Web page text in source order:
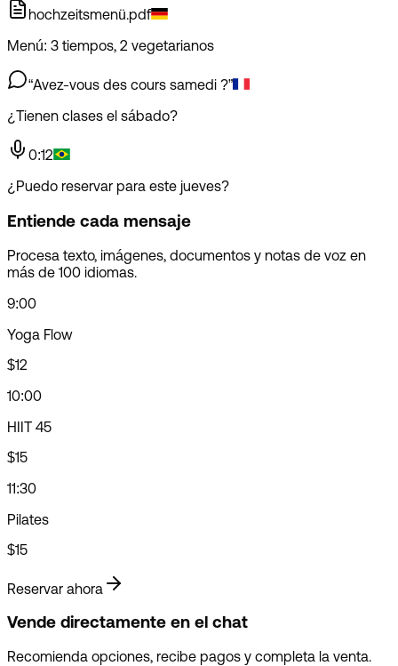
hochzeitsmenü.pdf
Menú: 3 tiempos, 2 vegetarianos
“Avez-vous des cours samedi ?”
¿Tienen clases el sábado?
0:12
¿Puedo reservar para este jueves?
Entiende cada mensaje
Procesa texto, imágenes, documentos y notas de voz en
más de 100 idiomas.
9:00
Yoga Flow
$12
10:00
HIIT 45
$15
11:30
Pilates
$15
Reservar ahora
Vende directamente en el chat
Recomienda opciones, recibe pagos y completa la venta.